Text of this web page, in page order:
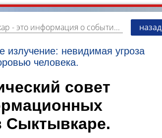
- это информация о событиях, мероприятиях и торгово-коммерческой деятельности города. Страницу наполняют платные и бесплатные объявления, имеющие функцию "поднятия вверх списка". назад
излучение: невидимая угроза
человека.
совет
Сыктывкаре.